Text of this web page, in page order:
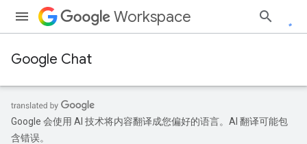
Workspace
Google Chat
Google 会使用 AI 技术将内容翻译成您偏好的语言。AI 翻译可能包
含错误。